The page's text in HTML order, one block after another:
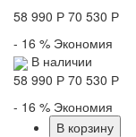
58 990 Р 70 530 Р
- 16 % Экономия
В наличии
58 990 Р 70 530 Р
- 16 % Экономия
В корзину